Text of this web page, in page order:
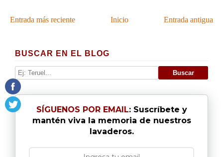
Entrada más reciente Entrada antigua
Inicio
BUSCAR EN EL BLOG
SÍGUENOS POR EMAIL: Suscríbete y
mantén viva la memoria de nuestros
lavaderos.